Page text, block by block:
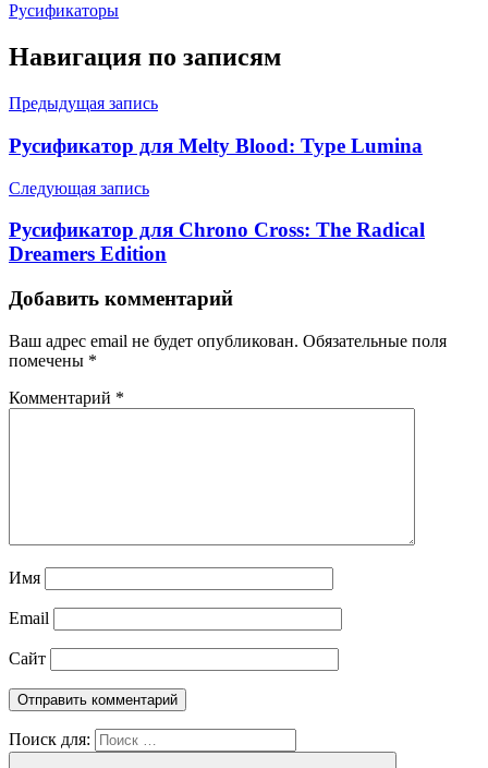
Русификаторы
Навигация по записям
Предыдущая запись
Русификатор для Melty Blood: Type Lumina
Следующая запись
Русификатор для Chrono Cross: The Radical
Dreamers Edition
Добавить комментарий
Ваш адрес email не будет опубликован. Обязательные поля
помечены *
Комментарий *
Имя
Email
Сайт
Поиск для: